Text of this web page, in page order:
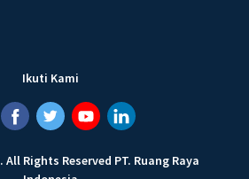
Ikuti Kami
. All Rights Reserved PT. Ruang Raya